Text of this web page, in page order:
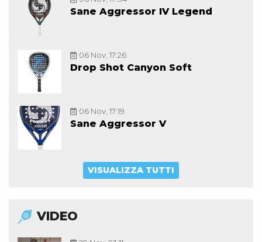
Sane Aggressor IV Legend
06 Nov, 17:26
Drop Shot Canyon Soft
06 Nov, 17:19
Sane Aggressor V
VISUALIZZA TUTTI
VIDEO